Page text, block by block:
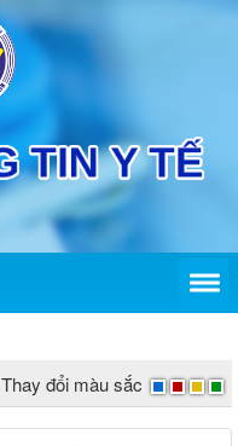
Thay đổi màu sắc